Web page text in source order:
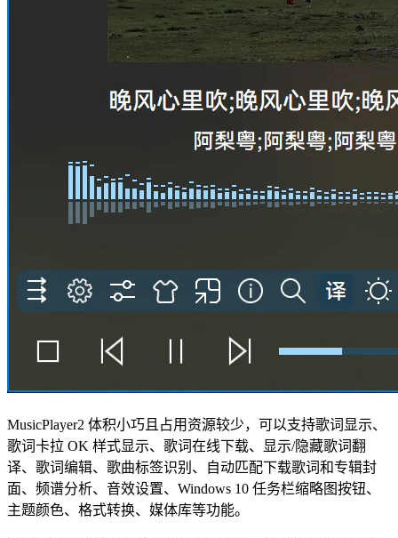
MusicPlayer2 体积小巧且占用资源较少，可以支持歌词显示、
歌词卡拉 OK 样式显示、歌词在线下载、显示/隐藏歌词翻
译、歌词编辑、歌曲标签识别、自动匹配下载歌词和专辑封
面、频谱分析、音效设置、Windows 10 任务栏缩略图按钮、
主题颜色、格式转换、媒体库等功能。